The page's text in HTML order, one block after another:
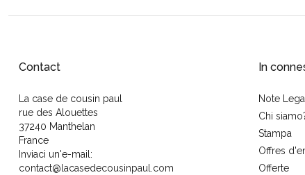
Contact
La case de cousin paul
rue des Alouettes
37240 Manthelan
France
Inviaci un'e-mail:
contact@lacasedecousinpaul.com
In
Note
Chi
Stampa
Offres
Offerte